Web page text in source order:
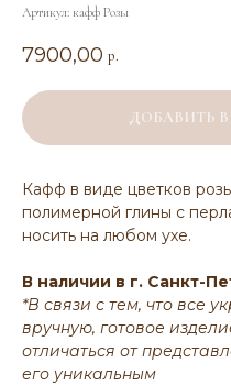
Артикул: кафф Розы
7900,00 р.
ДОБАВИТЬ
Кафф в виде цветков
полимерной глины с
носить на любом ухе.
В наличии в г. Санкт-
*В связи с тем, что все
вручную, готовое
отличаться от
его уникальным